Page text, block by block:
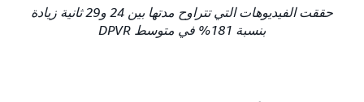
حققت الفيديوهات التي تتراوح مدتها بين 24 و29 ثانية زيادة
بنسبة 181% في متوسط DPVR